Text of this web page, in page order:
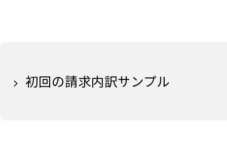
初回の請求内訳サンプル